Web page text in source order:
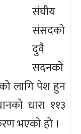
संघीय
संसदको
दुवै
सदनको
लागि पेश हुन
धारा ११३
भएको हो ।